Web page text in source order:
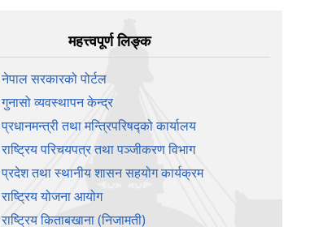
महत्त्वपूर्ण लिङ्क
नेपाल सरकारको पोर्टल
गुनासो व्यवस्थापन केन्द्र
प्रधानमन्त्री तथा मन्त्रिपरिषद्को कार्यालय
राष्ट्रिय परिचयपत्र तथा पञ्‍जीकरण विभाग
प्रदेश तथा स्थानीय शासन सहयोग कार्यक्रम
राष्ट्रिय योजना आयोग
राष्ट्रिय किताबखाना (निजामती)